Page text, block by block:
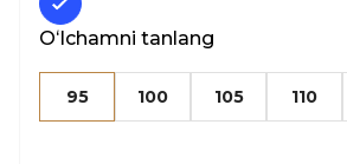
Oʻlchamni tanlang
95 100 105 110